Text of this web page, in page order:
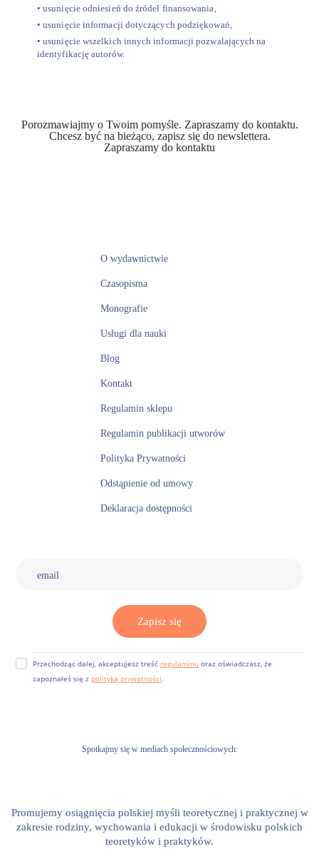
• usunięcie odniesień do źródeł finansowania,
• usunięcie informacji dotyczących podziękowań,
• usunięcie wszelkich innych informacji pozwalających na
identyfikację autorów.
Porozmawiajmy o Twoim pomyśle. Zapraszamy do kontaktu.
Chcesz być na bieżąco, zapisz się do newslettera.
Zapraszamy do kontaktu
Zapisz się
Przechodząc dalej, akceptujesz treść regulaminu oraz oświadczasz, że
zapoznałeś się z polityką prywatności.
Spotkajmy się w mediach społecznościowych
Promujemy osiągnięcia polskiej myśli teoretycznej i praktycznej w
zakresie rodziny, wychowania i edukacji w środowisku polskich
teoretyków i praktyków.